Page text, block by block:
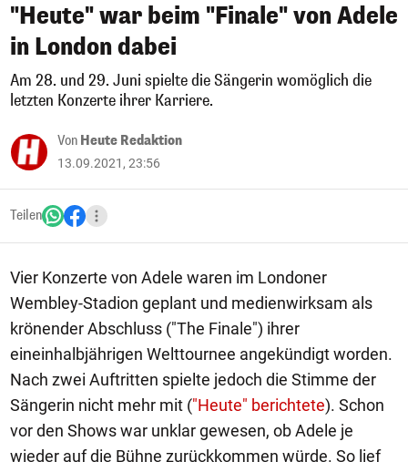
"Heute" war beim "Finale" von Adele
in London dabei
Am 28. und 29. Juni spielte die Sängerin womöglich die
letzten Konzerte ihrer Karriere.
Von Heute Redaktion
13.09.2021, 23:56
Teilen
Vier Konzerte von Adele waren im Londoner
Wembley-Stadion geplant und medienwirksam als
krönender Abschluss ("The Finale") ihrer
eineinhalbjährigen Welttournee angekündigt worden.
Nach zwei Auftritten spielte jedoch die Stimme der
Sängerin nicht mehr mit ("Heute" berichtete). Schon
vor den Shows war unklar gewesen, ob Adele je
wieder auf die Bühne zurückkommen würde. So lief